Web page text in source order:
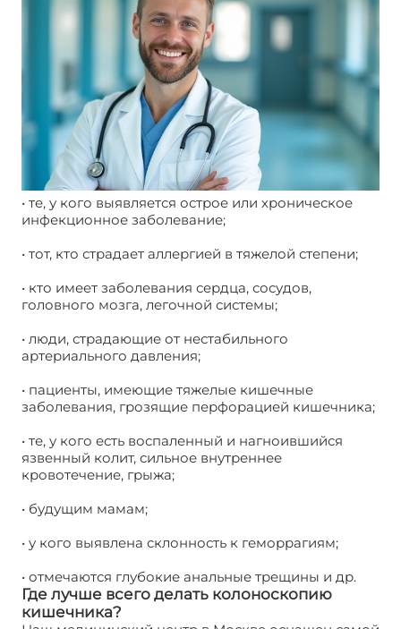
• те, у кого выявляется острое или хроническое
инфекционное заболевание;
• тот, кто страдает аллергией в тяжелой степени;
• кто имеет заболевания сердца, сосудов,
головного мозга, легочной системы;
• люди, страдающие от нестабильного
артериального давления;
• пациенты, имеющие тяжелые кишечные
заболевания, грозящие перфорацией кишечника;
• те, у кого есть воспаленный и нагноившийся
язвенный колит, сильное внутреннее
кровотечение, грыжа;
• будущим мамам;
• у кого выявлена склонность к геморрагиям;
• отмечаются глубокие анальные трещины и др.
Где лучше всего делать колоноскопию
кишечника?